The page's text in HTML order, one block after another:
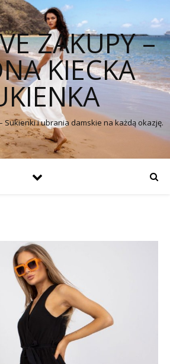
ZAKUPY –
KIECKA
Sukienki i ubrania damskie na każdą okazję.